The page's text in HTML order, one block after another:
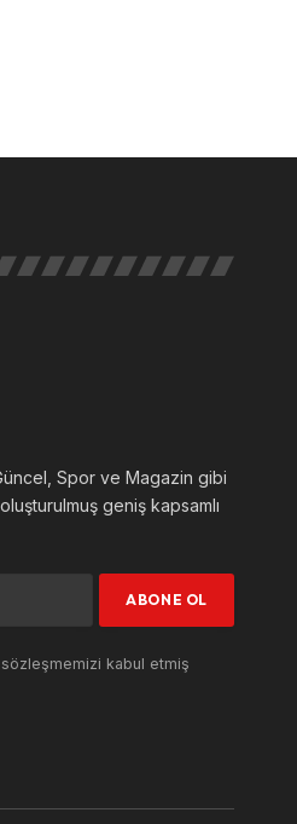
Spor ve Magazin gibi
geniş kapsamlı
sözleşmemizi kabul etmiş